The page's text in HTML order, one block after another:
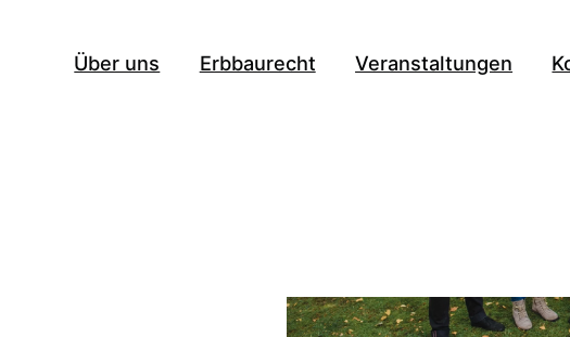
Über uns Erbbaurecht Veranstaltungen